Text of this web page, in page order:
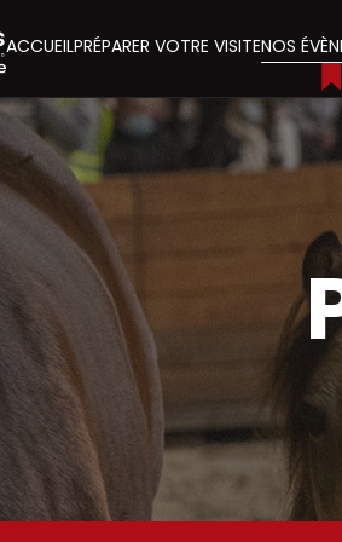
ACCUEILPRÉPARER VOTRE VISITENOS
Visites
Visites en
Animations
Visites